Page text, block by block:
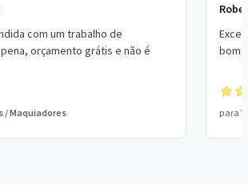
com um trabalho de
orçamento grátis e não é
/Maquiadores
bom
para